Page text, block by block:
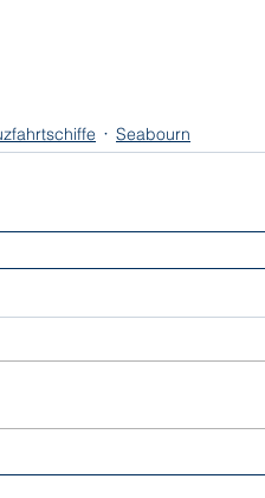
Seabourn